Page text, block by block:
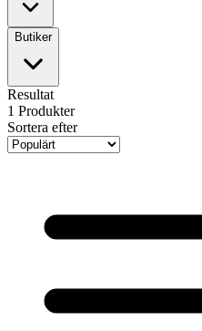
Butiker
Resultat
1 Produkter
Sortera efter